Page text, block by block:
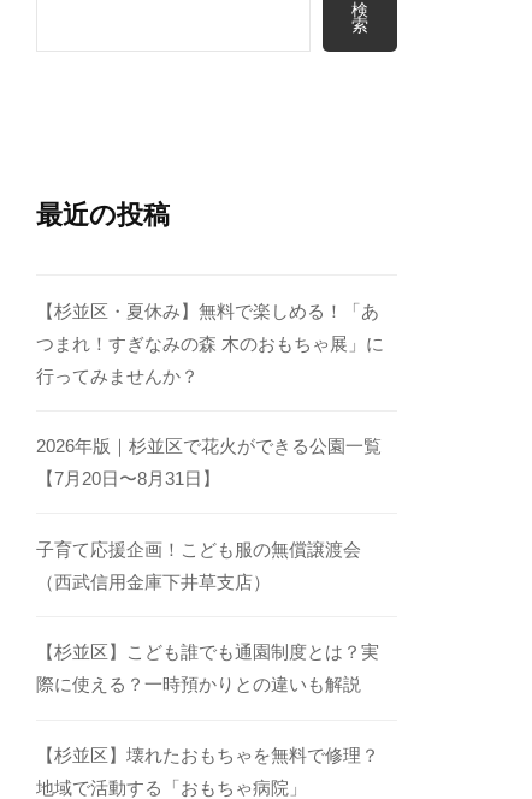
検
索
最近の投稿
【杉並区・夏休み】無料で楽しめる！「あ
つまれ！すぎなみの森 木のおもちゃ展」に
行ってみませんか？
2026年版｜杉並区で花火ができる公園一覧
【7月20日〜8月31日】
子育て応援企画！こども服の無償譲渡会
（西武信用金庫下井草支店）
【杉並区】こども誰でも通園制度とは？実
際に使える？一時預かりとの違いも解説
【杉並区】壊れたおもちゃを無料で修理？
地域で活動する「おもちゃ病院」